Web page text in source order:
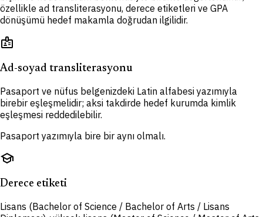
özellikle ad transliterasyonu, derece etiketleri ve GPA
dönüşümü hedef makamla doğrudan ilgilidir.
badge
Ad-soyad transliterasyonu
Pasaport ve nüfus belgenizdeki Latin alfabesi yazımıyla
birebir eşleşmelidir; aksi takdirde hedef kurumda kimlik
eşleşmesi reddedilebilir.
Pasaport yazımıyla bire bir aynı olmalı.
school
Derece etiketi
Lisans (Bachelor of Science / Bachelor of Arts / Lisans